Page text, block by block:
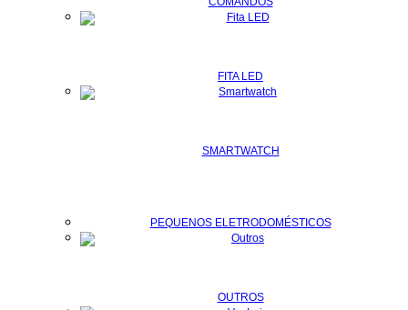
FITA LED
SMARTWATCH
PEQUENOS ELETRODOMÉSTICOS
OUTROS